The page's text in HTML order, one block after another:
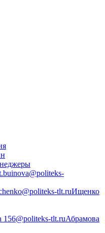
tlt.ruИщенко
156@politeks-tlt.ruАбрамова